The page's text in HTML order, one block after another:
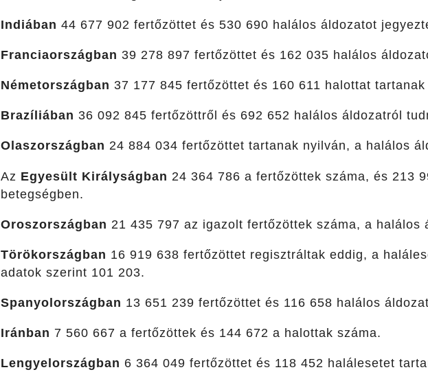
Indiában 44 677 902 fertőzöttet és 530 690 halálos áldozatot
Franciaországban 39 278 897 fertőzöttet és 162 035 halálos
Németországban 37 177 845 fertőzöttet és 160 611 halottat tartanak
Brazíliában 36 092 845 fertőzöttről és 692 652 halálos áldozatról
Olaszországban 24 884 034 fertőzöttet tartanak nyilván, a halálos
Az Egyesült Királyságban 24 364 786 a fertőzöttek száma, és 213
betegségben.
Oroszországban 21 435 797 az igazolt fertőzöttek száma, a halálos
Törökországban 16 919 638 fertőzöttet regisztráltak eddig, a
adatok szerint 101 203.
Spanyolországban 13 651 239 fertőzöttet és 116 658 halálos
Iránban 7 560 667 a fertőzöttek és 144 672 a halottak száma.
Lengyelországban 6 364 049 fertőzöttet és 118 452 halálesetet